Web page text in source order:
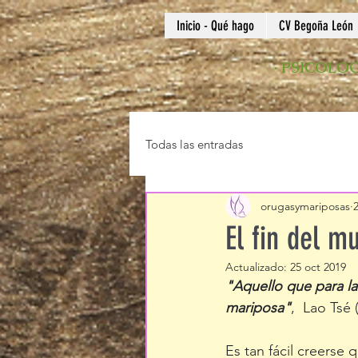
Inicio - Qué hago CV Begoña León
·
Todas las entradas
El fin del
orugasymariposas
Actualizado: 25 oct 2019
"Aquello que para
mariposa",  Lao Tsé
Es tan fácil creerse